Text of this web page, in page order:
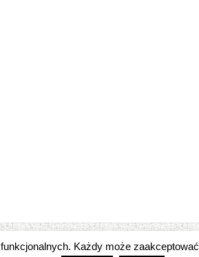
Każdy może